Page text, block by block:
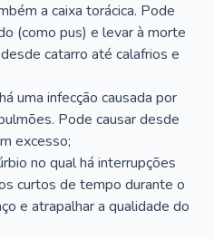
a caixa torácica. Pode
(como pus) e levar à morte
catarro até calafrios e
uma infecção causada por
Pode causar desde
excesso;
no qual há interrupções
curtos de tempo durante o
e atrapalhar a qualidade do